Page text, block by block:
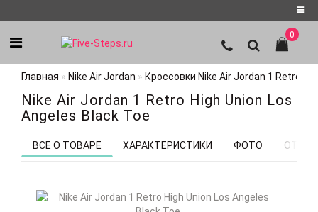
Регистрация
Авторизация
0
Главная Nike Air Jordan Кроссовки Nike Air Jordan 1 Retro
Nike Air Jordan 1 Retro High Union Los
Angeles Black Toe
ВСЕ О ТОВАРЕ ХАРАКТЕРИСТИКИ ФОТО